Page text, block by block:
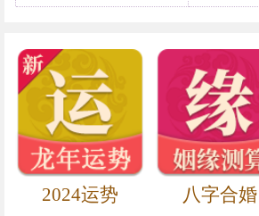
廉 颇：战国时赵国将领
秦、赵为争夺上党，在
坚守，相持三年，秦军
括只知纸上谈兵，招致
年，廉颇又率军大破燕
已高，悒郁不得志，愤
2024运势 八字合婚